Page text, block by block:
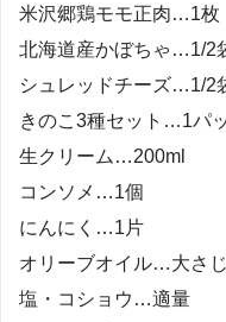
米沢郷鶏モモ正肉…1枚
北海道産かぼちゃ…1/2
シュレッドチーズ…1/2
きのこ3種セット…1パ
生クリーム…200ml
コンソメ…1個
にんにく…1片
オリーブオイル…大さ
塩・コショウ…適量